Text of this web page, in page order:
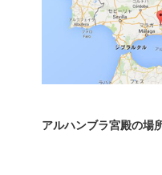
アルハンブラ宮殿の